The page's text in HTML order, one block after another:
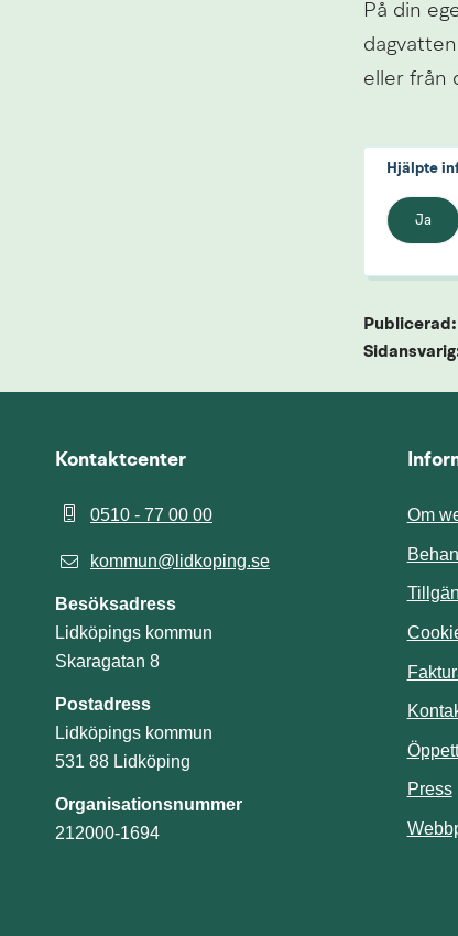
På din
eller från
Hjälpte
Ja
Publicerad:
Kontaktcenter
0510 - 77 00 00
kommun@lidkoping.se
Besöksadress
Lidköpings kommun
Skaragatan 8
Postadress
Lidköpings kommun
531 88 Lidköping
Organisationsnummer
212000-1694
Om
Press